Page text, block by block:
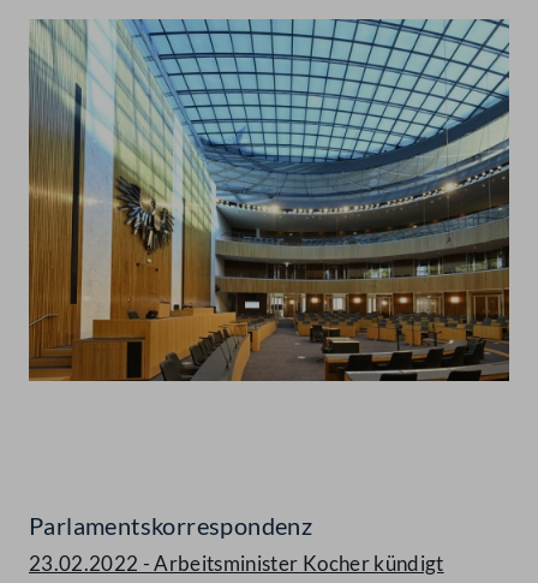
Parlamentskorrespondenz
23.02.2022 - Arbeitsminister Kocher kündigt